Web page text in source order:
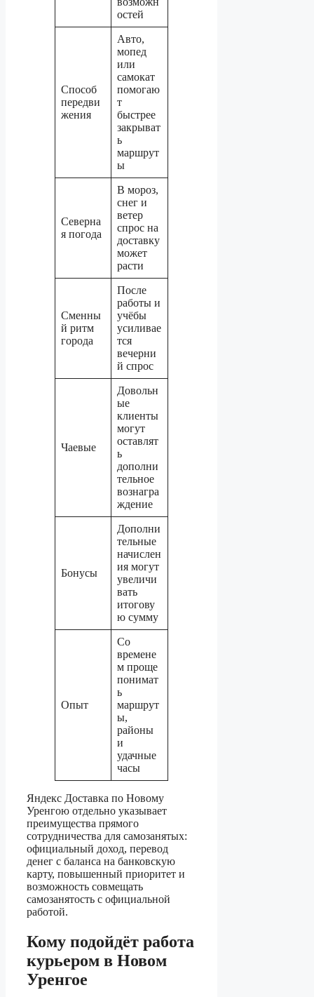
остей
Способ
передви
жения
Авто,
мопед
или
самокат
помогаю
т
быстрее
закрыват
ь
маршрут
ы
Северна
я погода
В мороз,
снег и
ветер
спрос на
доставку
может
расти
Сменны
й ритм
города
После
работы и
учёбы
усиливае
тся
вечерни
й спрос
Чаевые
Довольн
ые
клиенты
могут
оставлят
ь
дополни
тельное
вознагра
ждение
Бонусы
Дополни
тельные
начислен
ия могут
увеличи
вать
итогову
ю сумму
Опыт
Со
времене
м проще
понимат
ь
маршрут
ы,
районы
и
удачные
часы
Яндекс Доставка по Новому
Уренгою отдельно указывает
преимущества прямого
сотрудничества для самозанятых:
официальный доход, перевод
денег с баланса на банковскую
карту, повышенный приоритет и
возможность совмещать
самозанятость с официальной
работой.
Кому подойдёт работа
курьером в Новом
Уренгое